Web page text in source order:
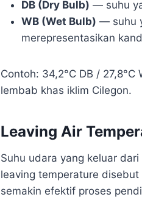
DB (Dry Bulb) — suhu
WB (Wet Bulb) — suhu
merepresentasikan
Contoh: 34,2°C DB /
lembab khas iklim Cilegon.
Leaving Air
Suhu udara yang keluar
leaving temperature disebut
semakin efektif proses